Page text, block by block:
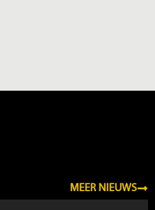
MEER NIEUWS